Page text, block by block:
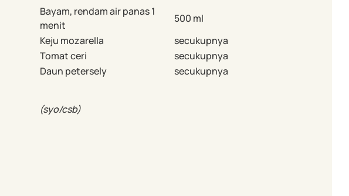
Bayam, rendam air panas 1
menit
500 ml
Keju mozarella
secukupnya
Tomat ceri
secukupnya
Daun petersely
secukupnya
(syo/csb)